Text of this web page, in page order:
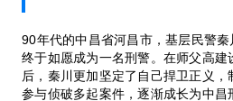
90年代的中昌省河昌市，基层民警秦
终于如愿成为一名刑警。在师父高建
后，秦川更加坚定了自己捍卫正义
参与侦破多起案件，逐渐成长为中昌